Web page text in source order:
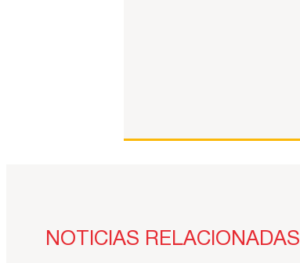
NOTICIAS RELACIONADAS